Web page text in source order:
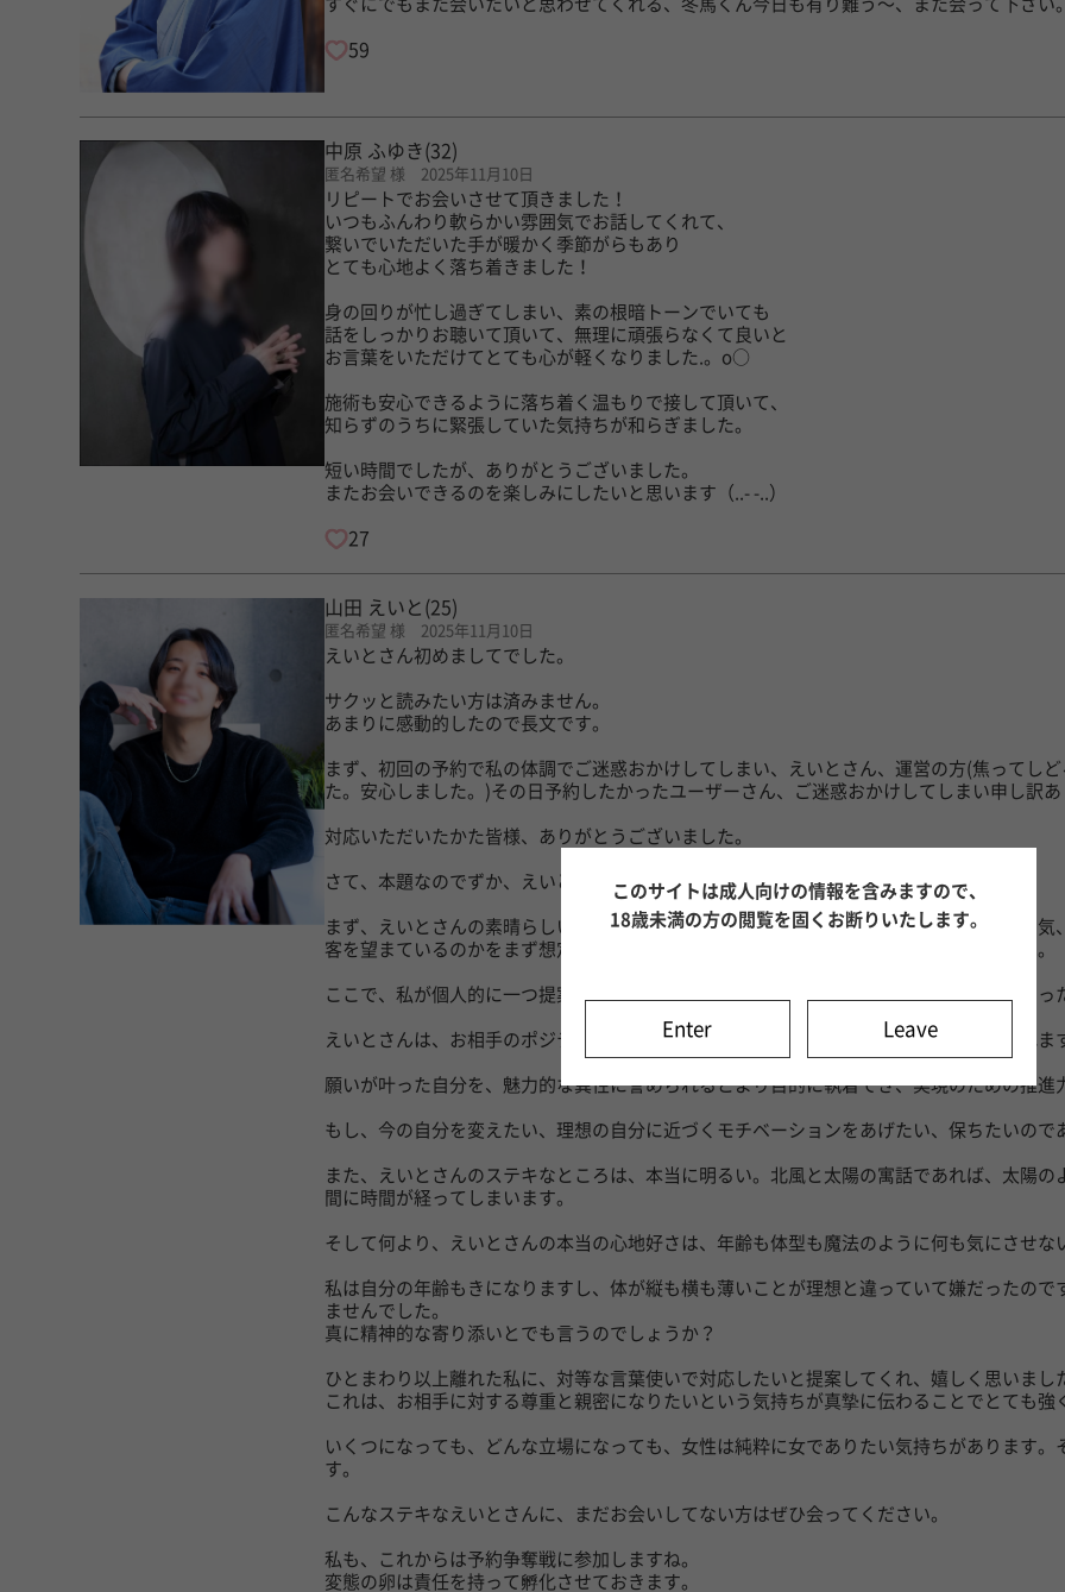
すぐにでもまた会いたいと思わせてくれる、冬馬くん今日も有り難う〜、また会って下さい
59
中原 ふゆき(32)
匿名希望 様 2025年11月10日
リピートでお会いさせて頂きました！
いつもふんわり軟らかい雰囲気でお話してくれて、
繋いでいただいた手が暖かく季節がらもあり
とても心地よく落ち着きました！
身の回りが忙し過ぎてしまい、素の根暗トーンでいても
話をしっかりお聴いて頂いて、無理に頑張らなくて良いと
お言葉をいただけてとても心が軽くなりました.。o○
施術も安心できるように落ち着く温もりで接して頂いて、
知らずのうちに緊張していた気持ちが和らぎました。
短い時間でしたが、ありがとうございました。
またお会いできるのを楽しみにしたいと思います（..- -..）
27
山田 えいと (25)
匿名希望 様 2025年11月10日
えいとさん初めましてでした。
サクッと読みたい方は済みません。
あまりに感動的したので長文です。
まず、初回の予約で私の体調でご迷惑おかけしてしまい、えいとさん、運営の方(焦ってし
た。安心しました。)その日予約したかったユーザーさん、ご迷惑おかけしてしまい申し訳
対応いただいたかた皆様、ありがとうございました。
さて、本題なのでずか、えいとさんは、本当に素晴らしいセラピストさんです。
まず、えいとさんの素晴らしいところは、初見でもお相手のお洋服、立ち居振舞い、雰囲
客を望まているのかをまず想定し、コンサルテーションで丁寧にすり合わせしてくれます。
ここで、私が個人的に一つ提案したいことは、貴女が理想とする女性、なりたい女性にな
えいとさんは、お相手のポジティブな部分を感じて気がつき、どこかにコメントしてくれま
願いが叶った自分を、魅力的な異性に誉められるとより目的に執着でき、実現のための推進
もし、今の自分を変えたい、理想の自分に近づくモチベーションをあげたい、保ちたいの
また、えいとさんのステキなところは、本当に明るい。北風と太陽の寓話であれば、太陽
間に時間が経ってしまいます。
そして何より、えいとさんの本当の心地好さは、年齢も体型も魔法のように何も気にさせ
私は自分の年齢もきになりますし、体が縦も横も薄いことが理想と違っていて嫌だったの
ませんでした。
真に精神的な寄り添いとでも言うのでしょうか？
ひとまわり以上離れた私に、対等な言葉使いで対応したいと提案してくれ、嬉しく思いまし
これは、お相手に対する尊重と親密になりたいという気持ちが真摯に伝わることでとても
いくつになっても、どんな立場になっても、女性は純粋に女でありたい気持ちがあります
す。
こんなステキなえいとさんに、まだお会いしてない方はぜひ会ってください。
私も、これからは予約争奪戦に参加しますね。
変態の卵は責任を持って孵化させておきます。
このサイトは成人向けの情報を含みますので、
18歳未満の方の閲覧を固くお断りいたします。
Enter Leave